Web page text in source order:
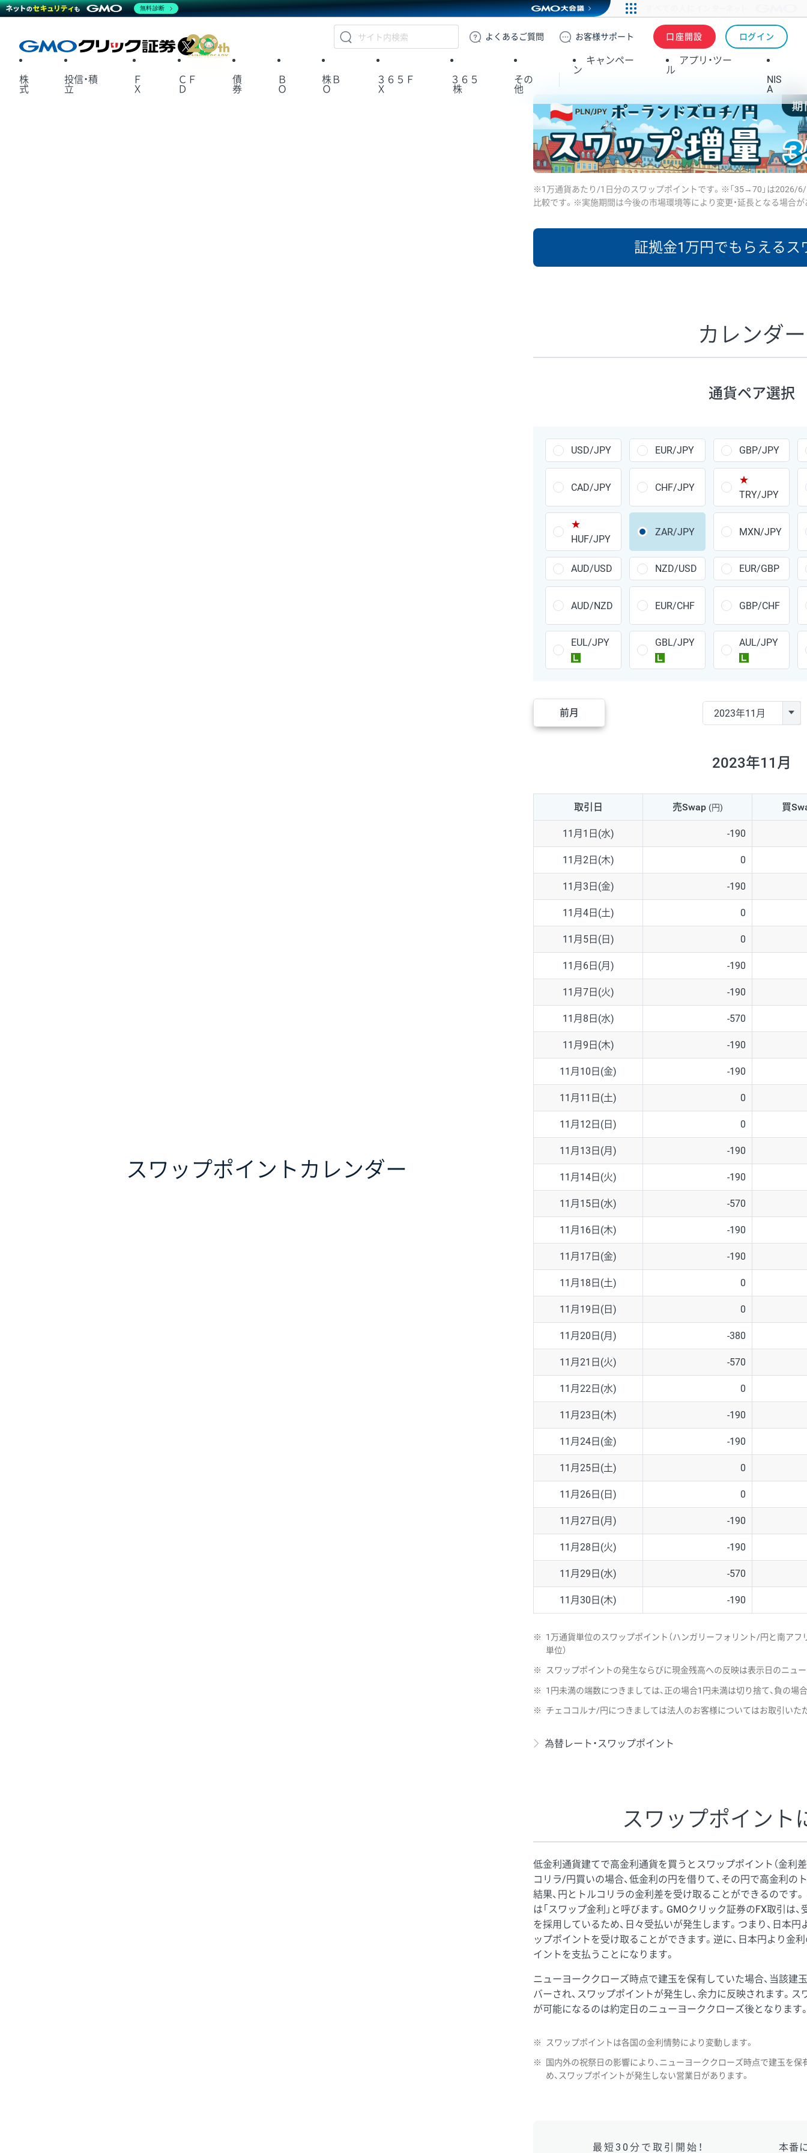
GMOクリック証券
よくある ご質問 お客様サポート 口座開設 ログイン
X
株
式
投信・積
立
Ｆ
Ｘ
ＣＦ
Ｄ
債
券
Ｂ
Ｏ
株Ｂ
Ｏ
３６５Ｆ
Ｘ
３６５
株
その
他
キャンペー
ン
アプリ・ツー
ル
NIS
A
スワップポイント カレンダー
※1万通貨あたり/1日分のスワップポイントです。※「35→70」は2026/6/
比較です。※実施期間は今後の市場環境等により変更・延長となる場合が
証拠金1万円でもらえるス
あたりの
ポイント
GBP/JPY 170円
AUD/JPY 106円
NZD/JPY 28円
CAD/JPY 38円
CHF/JPY 34円
PLN/JPY 35円
HUF/JPY 16円
ZAR/JPY 130円
MXN/JPY 140円
AUD/USD
NZD/USD 41円
EUR/GBP 71円
EUR/AUD 103円
GBP/AUD 43円
AUD/NZD 66円
EUR/CHF 111円
GBP/CHF 220円
USD/CHF 160円
※取引証拠金は同日の当社為替レート（ニューヨーククローズ・MIDレ
※ハンガリーフォリント/円と南アフリカランド/円とメキシコペソ/
カレンダー
通貨ペア選択
USD/JPY EUR/JPY GBP/JPY
CAD/JPY CHF/JPY
★
TRY/JPY
★
HUF/JPY
ZAR/JPY MXN/JPY
AUD/USD NZD/USD EUR/GBP
AUD/NZD EUR/CHF GBP/CHF
EUL/JPY
GBL/JPY
AUL/JPY
前月
2023年11月
取引日 売Swap (円) 買
11月1日(水) -190
11月2日(木) 0
11月3日(金) -190
11月4日(土) 0
11月5日(日) 0
11月6日(月) -190
11月7日(火) -190
11月8日(水) -570
11月9日(木) -190
11月10日(金) -190
11月11日(土) 0
11月12日(日) 0
11月13日(月) -190
11月14日(火) -190
11月15日(水) -570
11月16日(木) -190
11月17日(金) -190
11月18日(土) 0
11月19日(日) 0
11月20日(月) -380
11月21日(火) -570
11月22日(水) 0
11月23日(木) -190
11月24日(金) -190
11月25日(土) 0
11月26日(日) 0
11月27日(月) -190
11月28日(火) -190
11月29日(水) -570
11月30日(木) -190
※
1万通貨単位のスワップポイント（ハンガリーフォリント/円と南ア
単位）
※ スワップポイントの発生ならびに現金残高への反映は表示日のニュ
※ 1円未満の端数につきましては、正の場合1円未満は切り捨て、負の場
※ チェココルナ/円につきましては法人のお客様についてはお取引いた
為替レート・スワップポイント
スワップポイント
低金利通貨建てで高金利通貨を買うとスワップポイント（金利
コリラ/円買いの場合、低金利の円を借りて、その円で高金利の
結果、円とトルコリラの金利差を受け取ることができるのです
は「スワップ金利」と呼びます。GMOクリック証券のFX取引は
を採用しているため、日々受払いが発生します。つまり、日本
ップポイントを受け取ることができます。逆に、日本円より金
イントを支払うことになります。
ニューヨーククローズ時点で建玉を保有していた場合、当該建
バーされ、スワップポイントが発生し、余力に反映されます。
が可能になるのは約定日のニューヨーククローズ後となります
※ スワップポイントは各国の金利情勢により変動します。
※
国内外の祝祭日の影響により、ニューヨーククローズ時点で建玉を
め、スワップポイントが発生しない営業日があります。
最短30分で取引開始！ 本番
無料診断